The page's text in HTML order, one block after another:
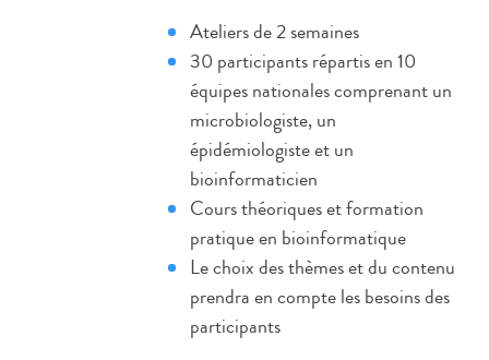
Ateliers de 2 semaines
30 participants répartis en 10
équipes nationales comprenant un
microbiologiste, un
épidémiologiste et un
bioinformaticien
Cours théoriques et formation
pratique en bioinformatique
Le choix des thèmes et du contenu
prendra en compte les besoins des
participants